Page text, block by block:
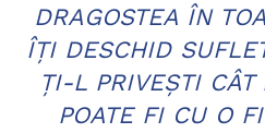
DRAGOSTEA ÎN
ÎŢI DESCHID
ŢI-L PRIVEŞTI
POATE FI CU O